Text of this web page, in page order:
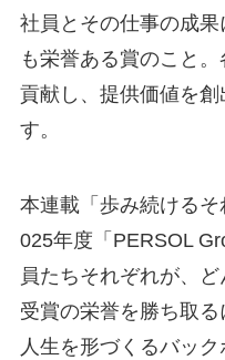
社員とその仕事の成
も栄誉ある賞のこと
貢献し、提供価値を
す。
本連載「歩み続ける
025年度「PERSOL
員たちそれぞれが、ど
受賞の栄誉を勝ち取
人生を形づくるバック